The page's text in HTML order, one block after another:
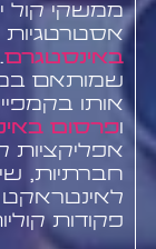
ממשקי קול
אסטרטגיות
באינסטגרם
שמותאם
אותו
ופרסום
אפליקציות
חברתיות,
פקודות